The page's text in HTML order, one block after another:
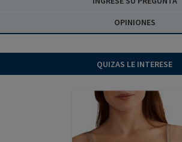
OPINIONES
QUIZAS LE INTERESE